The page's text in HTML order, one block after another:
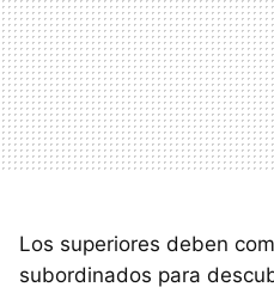
Los superiores deben
subordinados para